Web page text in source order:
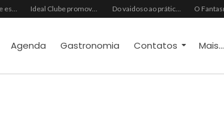
Grupo Chocolate estreia na Europa com primeira turnê internacional Ideal Clube promove programação especial para celebrar o Dia dos Pais com música, gastronomia e lazer para toda a família Do vaidoso ao prático: veja lista com ideias de presentes Avon para cada perfil de pai
Agenda Gastronomia Contatos Mais...